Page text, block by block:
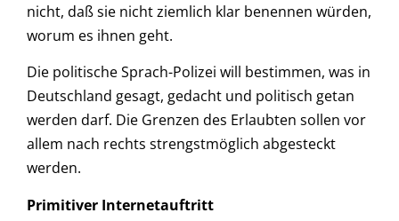
nicht, daß sie nicht ziemlich klar benennen würden,
worum es ihnen geht.
Die politische Sprach-Polizei will bestimmen, was in
Deutschland gesagt, gedacht und politisch getan
werden darf. Die Grenzen des Erlaubten sollen vor
allem nach rechts strengstmöglich abgesteckt
werden.
Primitiver Internetauftritt